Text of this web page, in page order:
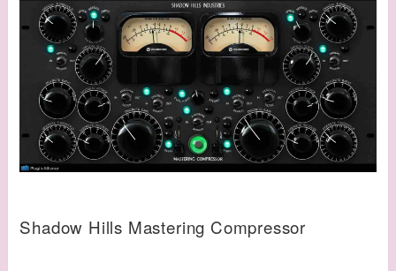
Shadow Hills Mastering Compressor